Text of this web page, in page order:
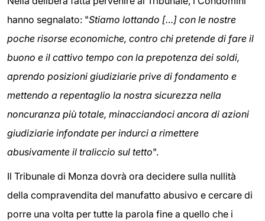
hanno segnalato: "Stiamo lottando […] con le nostre
poche risorse economiche, contro chi pretende di fare il
buono e il cattivo tempo con la prepotenza dei soldi,
aprendo posizioni giudiziarie prive di fondamento e
mettendo a repentaglio la nostra sicurezza nella
noncuranza più totale, minacciandoci ancora di azioni
giudiziarie infondate per indurci a rimettere
abusivamente il traliccio sul tetto".
Il Tribunale di Monza dovrà ora decidere sulla nullità
della compravendita del manufatto abusivo e cercare di
porre una volta per tutte la parola fine a quello che i